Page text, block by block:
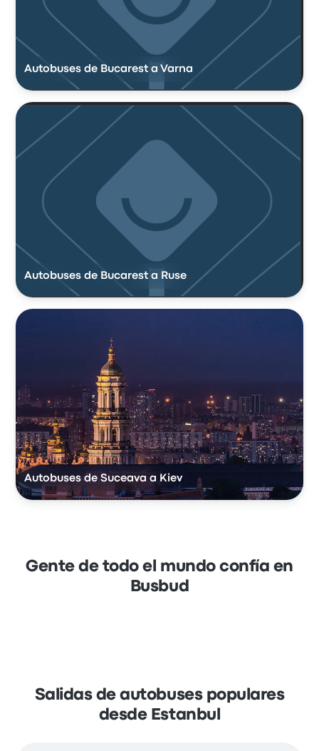
Autobuses de Bucarest a Varna
Autobuses de Bucarest a Ruse
Autobuses de Suceava a Kiev
Gente de todo el mundo confía en
Busbud
Salidas de autobuses populares
desde Estanbul